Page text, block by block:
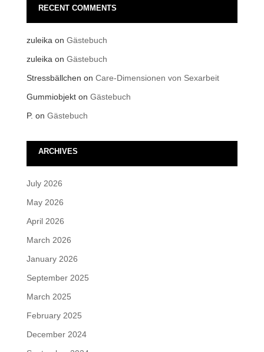
RECENT COMMENTS
zuleika on Gästebuch
zuleika on Gästebuch
Stressbällchen on Care-Dimensionen von Sexarbeit
Gummiobjekton Gästebuch
P. on Gästebuch
ARCHIVES
July 2026
May 2026
April 2026
March 2026
January 2026
September 2025
March 2025
February 2025
December 2024